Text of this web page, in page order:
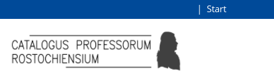
Browsen
direkt zum Inhalt
Start